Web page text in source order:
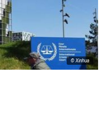
© Xinhua